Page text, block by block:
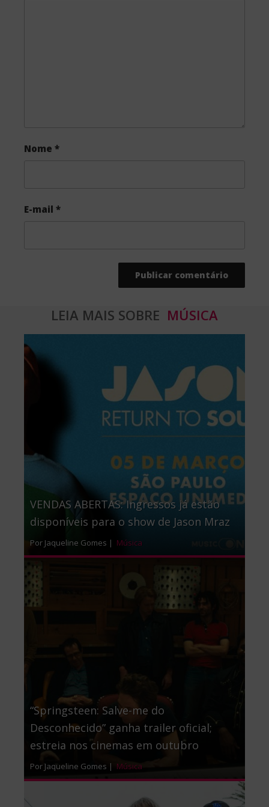
Nome *
E-mail *
LEIA MAIS SOBRE MÚSICA
VENDAS ABERTAS: Ingressos já estão
disponíveis para o show de Jason Mraz
Por Jaqueline Gomes | Música
“Springsteen: Salve-me do
Desconhecido” ganha trailer oficial;
estreia nos cinemas em outubro
Por Jaqueline Gomes | Música